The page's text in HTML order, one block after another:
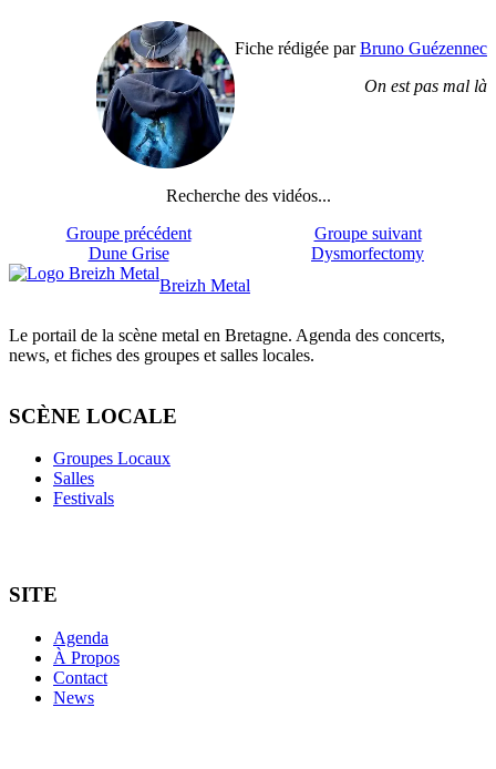
Fiche rédigée parBruno Guézennec
On est pas mal là
Recherche des vidéos...
Groupe précédent
Dune Grise
Groupe suivant
Dysmorfectomy
Breizh Metal
Le portail de la scène metal en Bretagne. Agenda des concerts,
news, et fiches des groupes et salles locales.
SCÈNE LOCALE
Groupes Locaux
Salles
Festivals
SITE
Agenda
À Propos
Contact
News